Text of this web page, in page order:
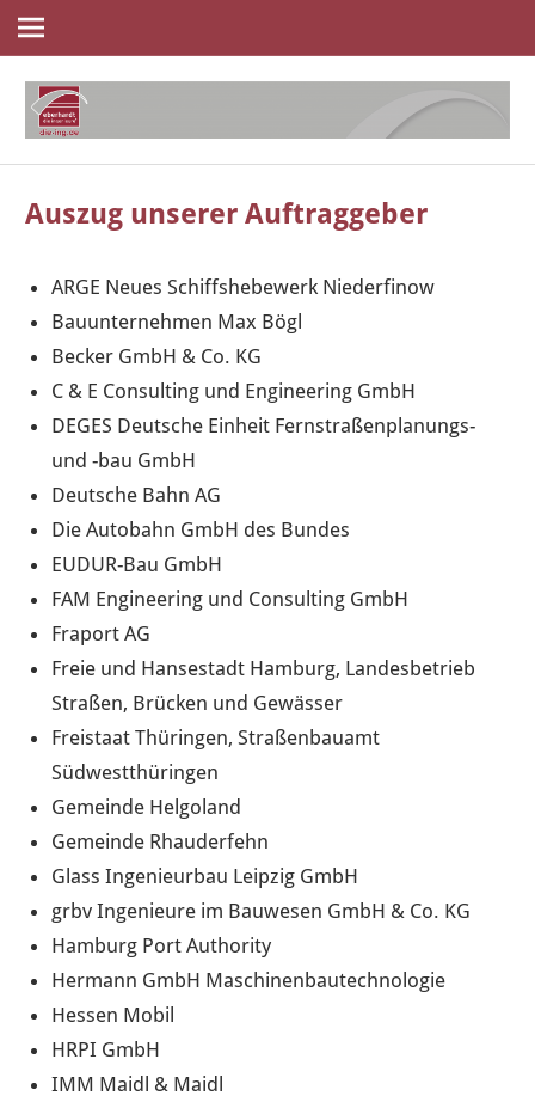
Navigation
Inhalt
springen
eberhardt
Auszug unserer Auftraggeber
ARGE Neues Schiffshebewerk Niederfinow
Bauunternehmen Max Bögl
Becker GmbH & Co. KG
C & E Consulting und Engineering GmbH
DEGES Deutsche Einheit Fernstraßenplanungs-
und -bau GmbH
Deutsche Bahn AG
Die Autobahn GmbH des Bundes
EUDUR-Bau GmbH
FAM Engineering und Consulting GmbH
Fraport AG
Freie und Hansestadt Hamburg, Landesbetrieb
Straßen, Brücken und Gewässer
Freistaat Thüringen, Straßenbauamt
Südwestthüringen
Gemeinde Helgoland
Gemeinde Rhauderfehn
Glass Ingenieurbau Leipzig GmbH
grbv Ingenieure im Bauwesen GmbH & Co. KG
Hamburg Port Authority
Hermann GmbH Maschinenbautechnologie
Hessen Mobil
HRPI GmbH
IMM Maidl & Maidl